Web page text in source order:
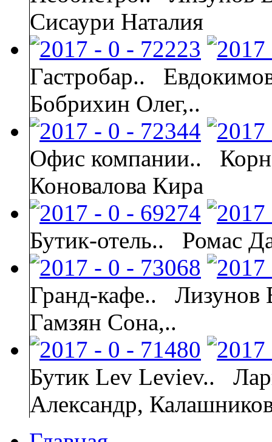
Сисаури Наталия
Гастробар..
Бобрихин Олег,..
Офис компании..
Коновалова Кира
Бутик-отель.. Ромас
Гранд-кафе..
Лизунов
Гамзян Сона,..
Бутик Lev Leviev..
Александр,